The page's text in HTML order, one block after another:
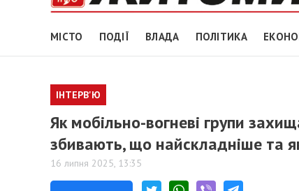
МІСТО ПОДІЇ ВЛАДА ПОЛІТИКА
ІНТЕРВ'Ю
Як мобільно-вогневі групи
збивають, що найскладніше та
16 липня 2025, 13:35